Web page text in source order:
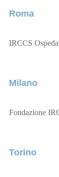
Roma
IRCCS
Milano
Fondazione
Torino